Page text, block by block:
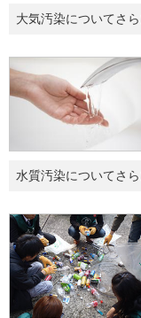
大気汚染についてさ
水質汚染についてさ